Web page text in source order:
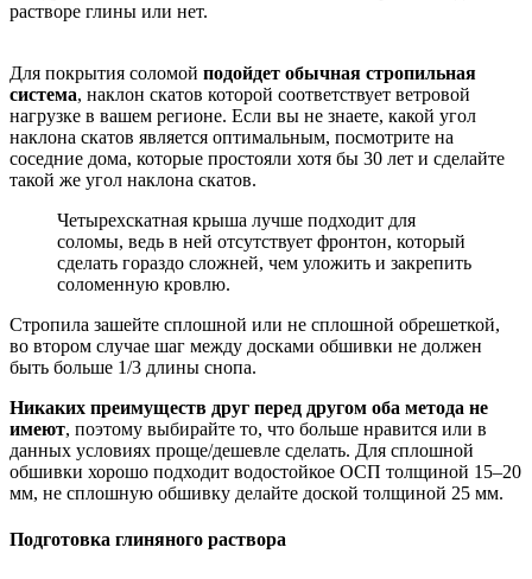
растворе глины или нет.
Для покрытия соломой подойдет обычная стропильная
система, наклон скатов которой соответствует ветровой
нагрузке в вашем регионе. Если вы не знаете, какой угол
наклона скатов является оптимальным, посмотрите на
соседние дома, которые простояли хотя бы 30 лет и сделайте
такой же угол наклона скатов.
Четырехскатная крыша лучше подходит для
соломы, ведь в ней отсутствует фронтон, который
сделать гораздо сложней, чем уложить и закрепить
соломенную кровлю.
Стропила зашейте сплошной или не сплошной обрешеткой,
во втором случае шаг между досками обшивки не должен
быть больше 1/3 длины снопа.
Никаких преимуществ друг перед другом оба метода не
имеют, поэтому выбирайте то, что больше нравится или в
данных условиях проще/дешевле сделать. Для сплошной
обшивки хорошо подходит водостойкое ОСП толщиной 15–20
мм, не сплошную обшивку делайте доской толщиной 25 мм.
Подготовка глиняного раствора